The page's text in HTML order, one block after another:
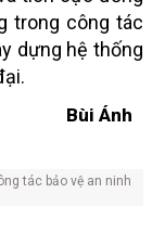
trong công tác
dựng hệ thống
Bùi Ánh
tác bảo vệ an ninh